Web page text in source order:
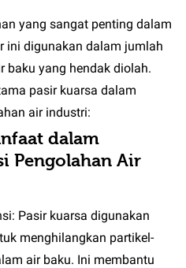
yang sangat penting dalam
ini digunakan dalam jumlah
baku yang hendak diolah.
pasir kuarsa dalam
air industri:
dalam
Pengolahan Air
Pasir kuarsa digunakan
menghilangkan partikel-
air baku. Ini membantu